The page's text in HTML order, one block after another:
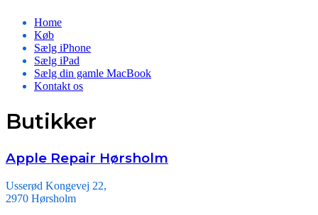
Home
Køb
Sælg iPhone
Sælg iPad
Sælg din gamle MacBook
Kontakt os
Butikker
Apple Repair Hørsholm
Usserød Kongevej 22,
2970 Hørsholm